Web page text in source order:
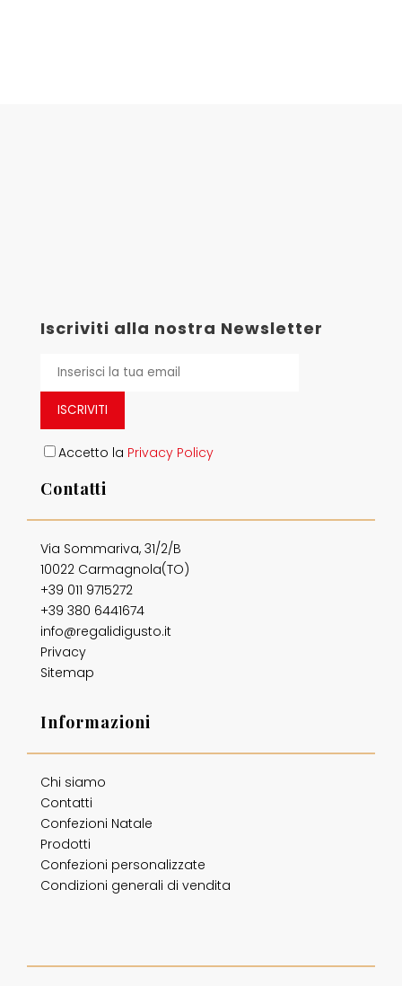
Iscriviti alla nostra Newsletter
ISCRIVITI
Accetto la Privacy Policy
Contatti
Via Sommariva, 31/2/B
10022 Carmagnola(TO)
+39 011 9715272
+39 380 6441674
info@regalidigusto.it
Privacy
Sitemap
Informazioni
Chi siamo
Contatti
Confezioni Natale
Prodotti
Confezioni personalizzate
Condizioni generali di vendita